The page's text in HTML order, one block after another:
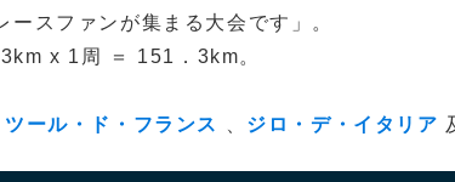
スファンが集まる大会です」。
x 1周 ＝ 151．3km。
ツール・ド・フランス ジロ・デ・イタリア